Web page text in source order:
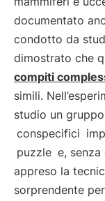
documentato
condotto da
dimostrato che
compiti
simili.
studio un
conspecifici
puzzle e,
appreso la
sorprendente